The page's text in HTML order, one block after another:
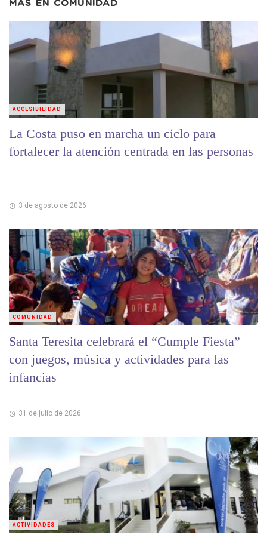
MÁS EN COMUNIDAD
La Costa puso en marcha un ciclo para
fortalecer la atención centrada en las personas
3 de agosto de 2026
ACCESIBILIDAD
Santa Teresita celebrará el “Cumple Fiesta”
con juegos, música y actividades para las
infancias
31 de julio de 2026
COMUNIDAD
ACTIVIDADES